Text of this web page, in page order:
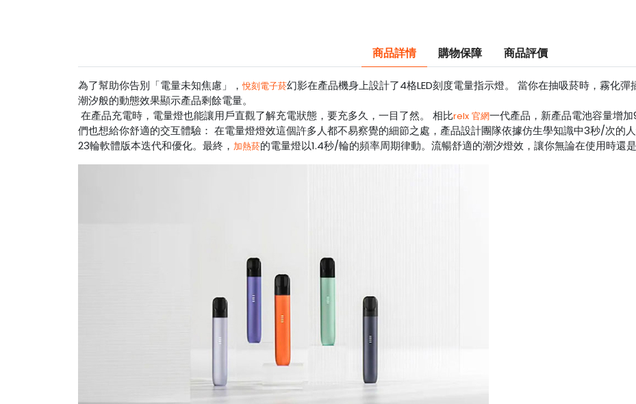
商品詳情 購物保障 商品評價
為了幫助你告別「電量未知焦慮」，悅刻電子菸幻影在產品機身上設計了4格LED刻度電量指示燈。 當你在抽吸菸時，霧化
潮汐般的動態效果顯示產品剩餘電量。
在產品充電時，電量燈也能讓用戶直觀了解充電狀態，要充多久，一目了然。 相比relx 官網一代產品，新產品電池容量增
們也想給你舒適的交互體驗： 在電量燈燈效這個許多人都不易察覺的細節之處，產品設計團隊依據仿生學知識中3秒/次的
23輪軟體版本迭代和優化。最終， 加熱菸的電量燈以1.4秒/輪的頻率周期律動。流暢舒適的潮汐燈效，讓你無論在使用時還